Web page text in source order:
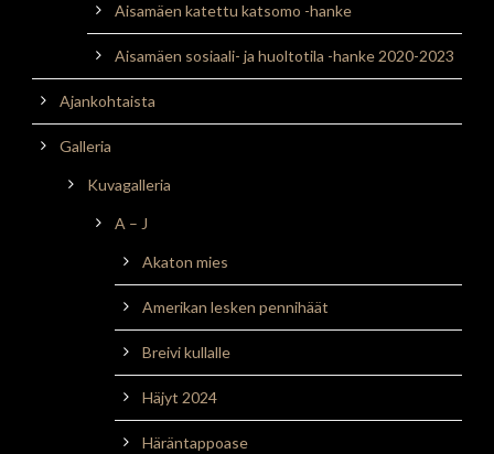
Aisamäen katettu katsomo -hanke
Aisamäen sosiaali- ja huoltotila -hanke 2020-2023
Ajankohtaista
Galleria
Kuvagalleria
A – J
Akaton mies
Amerikan lesken pennihäät
Breivi kullalle
Häjyt 2024
Häräntappoase